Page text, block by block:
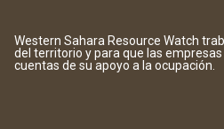
Western Sahara Resource Watch
del territorio y para que las
cuentas de su apoyo a la ocupación.